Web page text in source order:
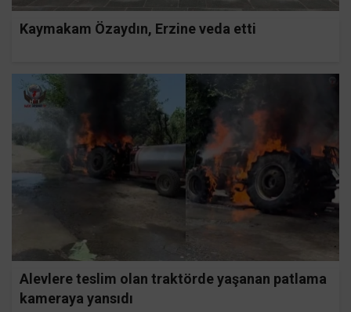
Kaymakam Özaydın, Erzine veda etti
Alevlere teslim olan traktörde yaşanan patlama
kameraya yansıdı